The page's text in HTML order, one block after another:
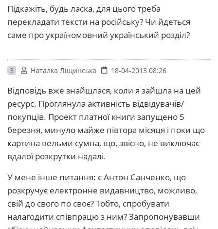
Підкажіть, будь ласка, для цього треба
перекладати тексти на російську? Чи йдеться
саме про україномовний український розділ?
3 Наталка Ліщинська 18-04-2013 08:26
Відповідь вже знайшлася, коли я зайшла на цей
ресурс. Проглянула активність відвідувачів/
покупців. Проект платної книги запущено 5
березня, минуло майже півтора місяця і поки що
картина вельми сумна, що, звісно, не виключає
вдалої розкрутки надалі.
У мене інше питання: є Антон Санченко, що
розкручує електронне видавництво, можливо,
свій до свого по своє? Тобто, спробувати
налагодити співпрацю з ним? Запропонувавши